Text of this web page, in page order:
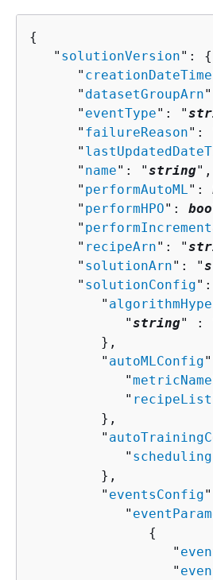
{
   "
solutionVersion": {
      "
creationDateTime
      "
datasetGroupArn
      "
eventType": "
      "
failureReason":
      "
      "
name": "string",
      "
performAutoML ":
      "
performHPO":
      "
      "
recipeArn": "
      "
solutionArn": "
      "
solutionConfig":
         "
            "
string" :
         },
         "
autoMLConfig
            "
metricName
            "
recipeList
         },
         "
            "
         },
         "
eventsConfig
            "
{
                  "
                  "